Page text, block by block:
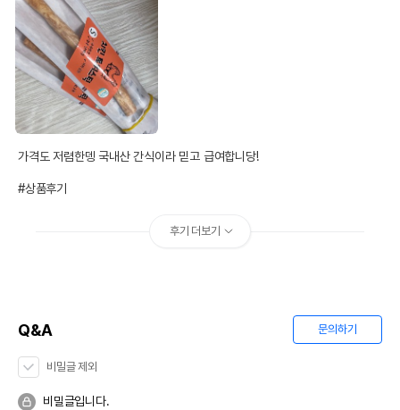
가격도 저렴한뎅 국내산 간식이라 믿고 급여합니당!
#상품후기
후기 더보기
Q&A 문의하기
비밀글 제외
비밀글입니다.